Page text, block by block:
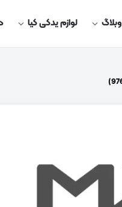
وبلاگ لوازم یدکی کیا